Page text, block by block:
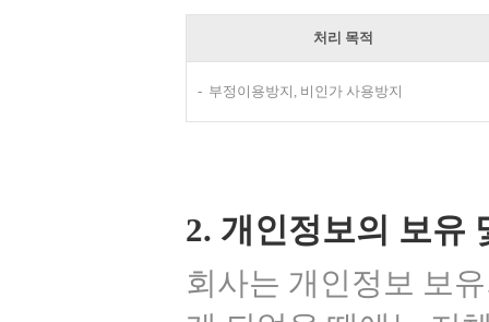
처리 목적
부정이용방지, 비인가 사용방지
2. 개인정보의 보유
회사는 개인정보 보